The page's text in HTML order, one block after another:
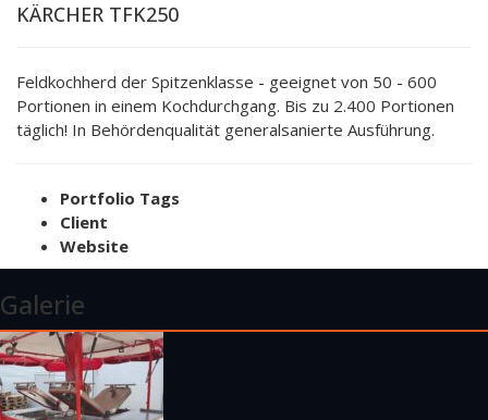
KÄRCHER TFK250
Feldkochherd der Spitzenklasse - geeignet von 50 - 600
Portionen in einem Kochdurchgang. Bis zu 2.400 Portionen
täglich! In Behördenqualität generalsanierte Ausführung.
Portfolio Tags
Client
Website
Galerie